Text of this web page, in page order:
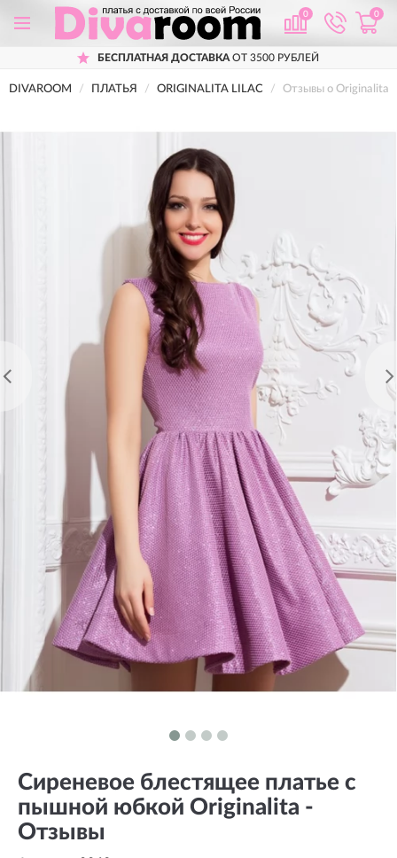
0 0
БЕСПЛАТНАЯ ДОСТАВКАОТ 3500 РУБЛЕЙ
DIVAROOM ПЛАТЬЯ ORIGINALITA LILAC Отзывы о Originalita
Сиреневое блестящее платье с
пышной юбкой Originalita -
Отзывы